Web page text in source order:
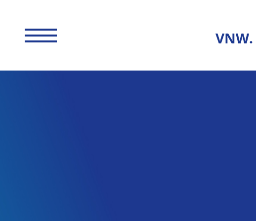
VNW.